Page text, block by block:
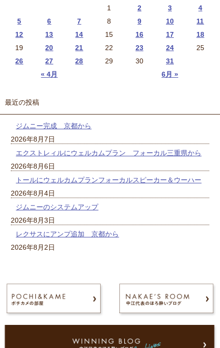
« 4月 6月 »
1 2 3
4
5
6 7 8 9 10
11
12
13 14 15 16 17
18
19
20 21 22 23 24
25
26
27 28 29 30 31
最近の投稿
ジムニー完成 京都から
2026年8月7日
エクストレィルにウェルカムプラン フォーカル三重県から
2026年8月6日
トールにウェルカムプランフォーカルスピーカー＆ウーハー
2026年8月4日
ジムニーのシステムアップ
2026年8月3日
レクサスにアンプ追加 京都から
2026年8月2日